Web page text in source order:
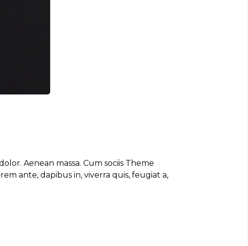
Aenean massa. Cum sociis Theme
ante, dapibus in, viverra quis, feugiat a,